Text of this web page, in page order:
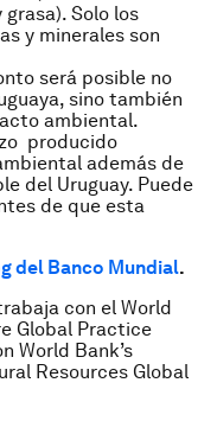
Solo los
y minerales son
será posible no
sino también
ambiental.
producido
además de
del Uruguay. Puede
de que esta
del Banco Mundial.
con el World
Global Practice
World Bank’s
Resources Global